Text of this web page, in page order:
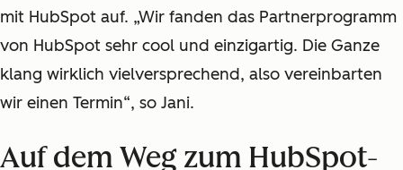
mit HubSpot auf. „Wir fanden das Partnerprogramm
von HubSpot sehr cool und einzigartig. Die Ganze
klang wirklich vielversprechend, also vereinbarten
wir einen Termin“, so Jani.
Auf dem Weg zum HubSpot-